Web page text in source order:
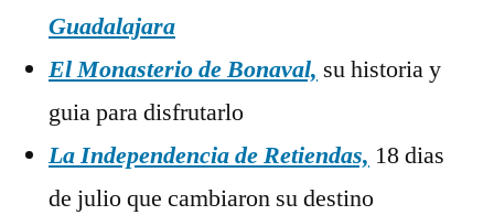
Guadalajara
El Monasterio de Bonaval, su historia y
guia para disfrutarlo
La Independencia de Retiendas, 18 dias
de julio que cambiaron su destino